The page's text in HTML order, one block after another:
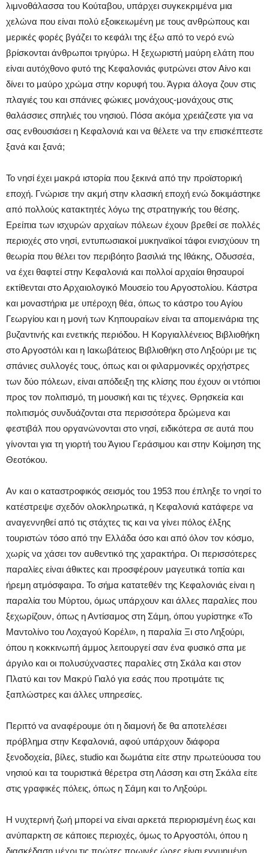
λιμνοθάλασσα του Κούταβου, υπάρχει συγκεκριμένα μια
χελώνα που είναι πολύ εξοικειωμένη με τους ανθρώπους και
μερικές φορές βγάζει το κεφάλι της έξω από το νερό ενώ
βρίσκονται άνθρωποι τριγύρω. Η ξεχωριστή μαύρη ελάτη που
είναι αυτόχθονο φυτό της Κεφαλονιάς φυτρώνει στον Αίνο και
δίνει το μαύρο χρώμα στην κορυφή του. Άγρια άλογα ζουν στις
πλαγιές του και σπάνιες φώκιες μονάχους-μονάχους στις
θαλάσσιες σπηλιές του νησιού. Πόσα ακόμα χρειάζεστε για να
σας ενθουσιάσει η Κεφαλονιά και να θέλετε να την επισκέπτεστε
ξανά και ξανά;
Το νησί έχει μακρά ιστορία που ξεκινά από την προϊστορική
εποχή. Γνώρισε την ακμή στην κλασική εποχή ενώ δοκιμάστηκε
από πολλούς κατακτητές λόγω της στρατηγικής του θέσης.
Ερείπια των ισχυρών αρχαίων πόλεων έχουν βρεθεί σε πολλές
περιοχές στο νησί, εντυπωσιακοί μυκηναϊκοί τάφοι ενισχύουν τη
θεωρία που θέλει τον περιβόητο βασιλιά της Ιθάκης, Οδυσσέα,
να έχει θαφτεί στην Κεφαλονιά και πολλοί αρχαίοι θησαυροί
εκτίθενται στο Αρχαιολογικό Μουσείο του Αργοστολίου. Κάστρα
και μοναστήρια με υπέροχη θέα, όπως το κάστρο του Αγίου
Γεωργίου και η μονή των Κηπουραίων είναι τα απομεινάρια της
βυζαντινής και ενετικής περιόδου. Η Κοργιαλλένειος Βιβλιοθήκη
στο Αργοστόλι και η Ιακωβάτειος Βιβλιοθήκη στο Ληξούρι με τις
σπάνιες συλλογές τους, όπως και οι φιλαρμονικές ορχήστρες
των δύο πόλεων, είναι απόδειξη της κλίσης που έχουν οι ντόπιοι
προς τον πολιτισμό, τη μουσική και τις τέχνες. Θρησκεία και
πολιτισμός συνδυάζονται στα περισσότερα δρώμενα και
φεστιβάλ που οργανώνονται στο νησί, ειδικότερα σε αυτά που
γίνονται για τη γιορτή του Άγιου Γεράσιμου και στην Κοίμηση της
Θεοτόκου.
Αν και ο καταστροφικός σεισμός του 1953 που έπληξε το νησί το
κατέστρεψε σχεδόν ολοκληρωτικά, η Κεφαλονιά κατάφερε να
αναγεννηθεί από τις στάχτες τις και να γίνει πόλος έλξης
τουριστών τόσο από την Ελλάδα όσο και από όλον τον κόσμο,
χωρίς να χάσει τον αυθεντικό της χαρακτήρα. Οι περισσότερες
παραλίες είναι άθικτες και προσφέρουν μαγευτικά τοπία και
ήρεμη ατμόσφαιρα. Το σήμα κατατεθέν της Κεφαλονιάς είναι η
παραλία του Μύρτου, όμως υπάρχουν και άλλες παραλίες που
ξεχωρίζουν, όπως η Αντίσαμος στη Σάμη, όπου γυρίστηκε «Το
Μαντολίνο του Λοχαγού Κορέλι», η παραλία Ξι στο Ληξούρι,
όπου η κοκκινωπή άμμος λειτουργεί σαν ένα φυσικό σπα με
άργιλο και οι πολυσύχναστες παραλίες στη Σκάλα και στον
Πλατύ και τον Μακρύ Γιαλό για εσάς που προτιμάτε τις
ξαπλώστρες και άλλες υπηρεσίες.
Περιττό να αναφέρουμε ότι η διαμονή δε θα αποτελέσει
πρόβλημα στην Κεφαλονιά, αφού υπάρχουν διάφορα
ξενοδοχεία, βίλες, studio και δωμάτια είτε στην πρωτεύουσα του
νησιού και τα τουριστικά θέρετρα στη Λάσση και στη Σκάλα είτε
στις γραφικές πόλεις, όπως η Σάμη και το Ληξούρι.
Η νυχτερινή ζωή μπορεί να είναι αρκετά περιορισμένη έως και
ανύπαρκτη σε κάποιες περιοχές, όμως το Αργοστόλι, όπου η